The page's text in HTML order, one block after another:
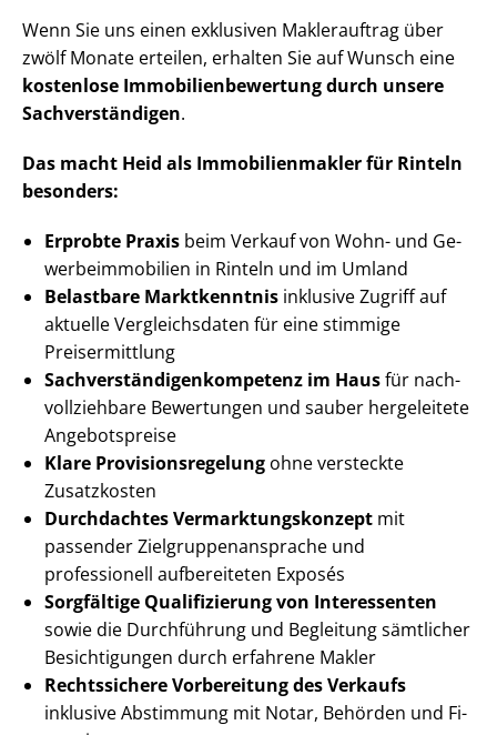
Wenn Sie uns einen exklusiven Maklerauftrag über
zwölf Monate erteilen, erhalten Sie auf Wunsch eine
kostenlose Im­mo­bi­li­en­be­wer­tung durch unsere
Sach­ver­stän­di­gen.
Das macht Heid als Im­mo­bi­li­en­mak­ler für Rinteln
besonders:
Erprobte Praxis beim Verkauf von Wohn- und Ge­
wer­be­im­mo­bi­li­en in Rinteln und im Umland
Belastbare Marktkenntnis inklusive Zugriff auf
aktuelle Vergleichsdaten für eine stimmige
Preisermittlung
Sach­ver­stän­di­gen­kom­pe­tenz im Hausfür nach­
voll­zieh­ba­re Bewertungen und sauber hergeleitete
Angebotspreise
Klare Pro­vi­si­ons­re­ge­lung ohne versteckte
Zusatzkosten
Durchdachtes Ver­mark­tungs­kon­zept mit
passender Ziel­grup­pen­an­spra­che und
professionell aufbereiteten Exposés
Sorgfältige Qualifizierung von Interessenten
sowie die Durchführung und Begleitung sämtlicher
Besichtigungen durch erfahrene Makler
Rechtssichere Vorbereitung des Verkaufs
inklusive Abstimmung mit Notar, Behörden und Fi­